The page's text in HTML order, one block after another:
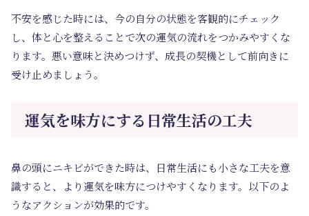
不安を感じた時には、今の自分の状態を客観的にチェック
し、体と心を整えることで次の運気の流れをつかみやすくな
ります。悪い意味と決めつけず、成長の契機として前向きに
受け止めましょう。
運気を味方にする日常生活の工夫
鼻の頭にニキビができた時は、日常生活にも小さな工夫を意
識すると、より運気を味方につけやすくなります。以下のよ
うなアクションが効果的です。